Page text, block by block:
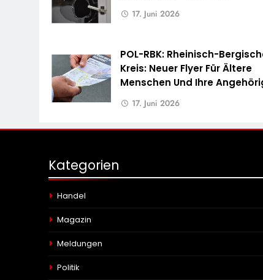
17. Juni 2026
POL-RBK: Rheinisch-
Kreis: Neuer Flyer Für Ältere
Menschen Und Ihre
17. Juni 2026
Kategorien
Handel
Magazin
Meldungen
Politik